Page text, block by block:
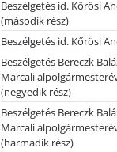
Beszélgetés id. Kőrösi
(második rész)
Beszélgetés id. Kőrösi
Beszélgetés Bereczk
Marcali
(negyedik rész)
Beszélgetés Bereczk
Marcali
(harmadik rész)